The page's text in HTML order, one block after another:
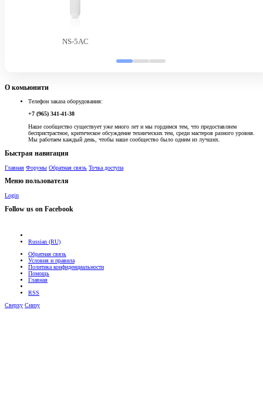
NS-5AC
О комьюнити
Телефон заказа оборудования:
+7 (965) 341-41-38
Наше сообщество существует уже много лет и мы гордимся тем, что предоставляем
беспристрастное, критическое обсуждение технических тем, среди мастеров разного уровня.
Мы работаем каждый день, чтобы наше сообщество было одним из лучших.
Быстрая навигация
Главная Форумы Обратная связь Точка доступа
Меню пользователя
Login
Follow us on Facebook
Russian (RU)
Обратная связь
Условия и правила
Политика конфиденциальности
Помощь
Главная
RSS
Сверху Снизу